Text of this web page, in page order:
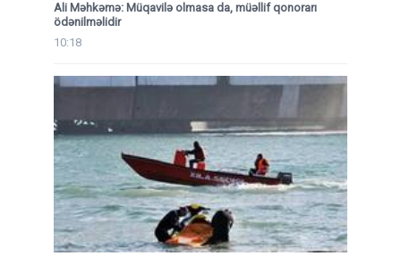
Ali Məhkəmə: Müqavilə olmasa da, müəllif qonorarı
ödənilməlidir
10:18